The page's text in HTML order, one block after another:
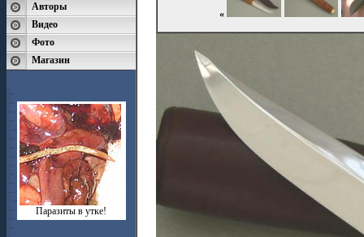
Авторы
Видео
Фото
Магазин
Паразиты в утке!
«